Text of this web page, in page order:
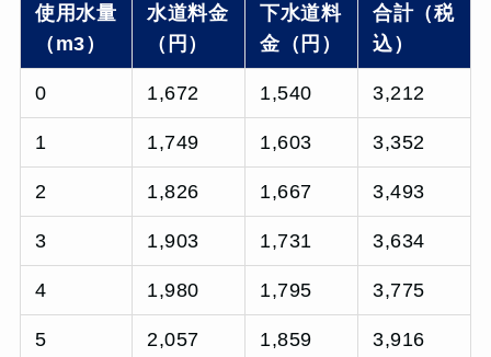
使用水量
（m3）
水道料金
（円）
下水道料
金（円）
合計（税
込）
0 1,672 1,540 3,212
1 1,749 1,603 3,352
2 1,826 1,667 3,493
3 1,903 1,731 3,634
4 1,980 1,795 3,775
5 2,057 1,859 3,916